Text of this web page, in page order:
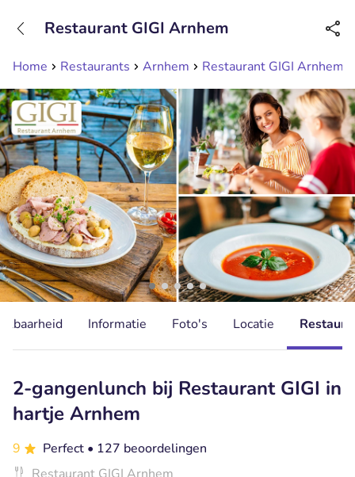
Bereikbaar tot 23:00 uur
Home Restaurants Arnhem Restaurant GIGI Arnhem
Restaurant GIGI Arnhem
Informatie Foto's Locatie
2-gangenlunch bij Restaurant GIGI in
hartje Arnhem
9 Perfect • 127 beoordelingen